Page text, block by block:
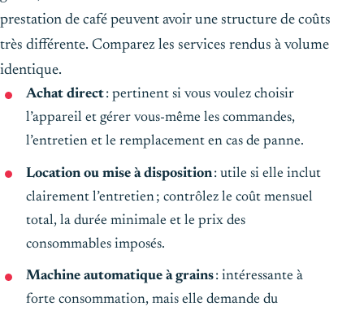
prestation de café peuvent avoir une structure de coûts
très différente. Comparez les services rendus à volume
identique.
Achat direct: pertinent si vous voulez choisir
l’appareil et gérer vous-même les commandes,
l’entretien et le remplacement en cas de panne.
Location ou mise à disposition: utile si elle inclut
clairement l’entretien ; contrôlez le coût mensuel
total, la durée minimale et le prix des
consommables imposés.
Machine automatique à grains: intéressante à
forte consommation, mais elle demande du